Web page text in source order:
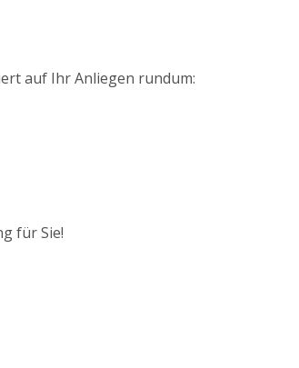
auf Ihr Anliegen rundum:
für Sie!